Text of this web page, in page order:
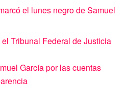
el lunes negro de Samuel
Tribunal Federal de Justicia
García por las cuentas